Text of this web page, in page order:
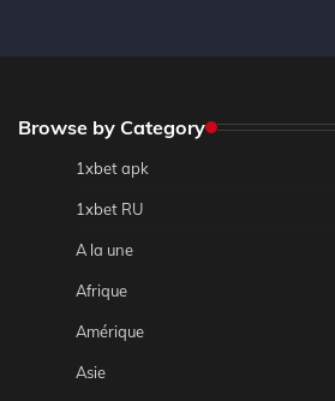
Browse by Category
1xbet apk
1xbet RU
A la une
Afrique
Amérique
Asie